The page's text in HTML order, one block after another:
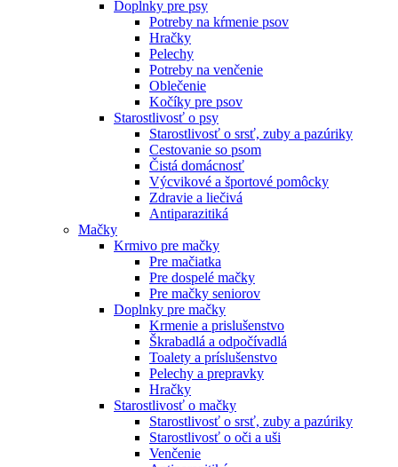
Doplnky pre psy
Potreby na kŕmenie psov
Hračky
Pelechy
Potreby na venčenie
Oblečenie
Kočíky pre psov
Starostlivosť o psy
Starostlivosť o srsť, zuby a pazúriky
Cestovanie so psom
Čistá domácnosť
Výcvikové a športové pomôcky
Zdravie a liečivá
Antiparazitiká
Mačky
Krmivo pre mačky
Pre mačiatka
Pre dospelé mačky
Pre mačky seniorov
Doplnky pre mačky
Krmenie a prislušenstvo
Škrabadlá a odpočívadlá
Toalety а príslušenstvo
Pelechy a prepravky
Hračky
Starostlivosť o mačky
Starostlivosť o srsť, zuby a pazúriky
Starostlivosť o oči a uši
Venčenie